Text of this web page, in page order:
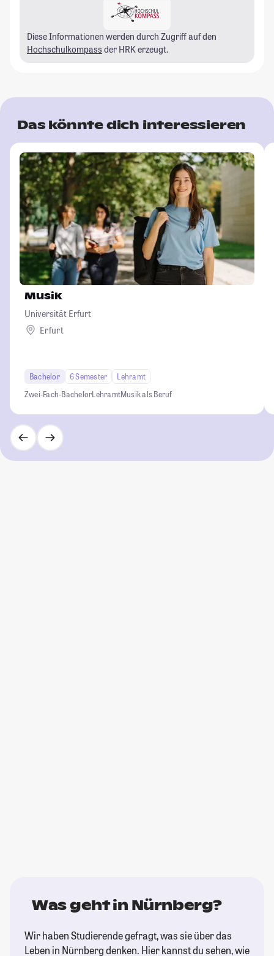
Diese Informationen werden durch Zugriff auf den
Hochschulkompass der HRK erzeugt.
Das könnte dich interessieren
Musik
Universität Erfurt
Erfurt
Bachelor 6 Semester
Lehramt
Zwei-Fach-BachelorLehramtMusik als Beruf
Was geht in Nürnberg?
Wir haben Studierende gefragt, was sie über das
Leben in Nürnberg denken. Hier kannst du sehen, wie